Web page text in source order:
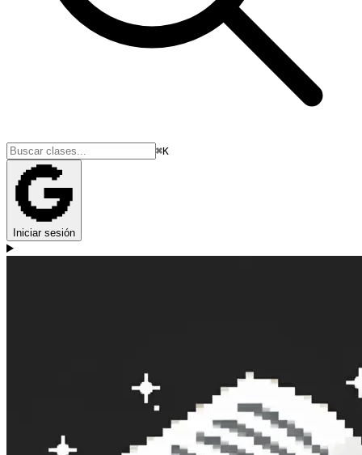
⌘K
Iniciar sesión